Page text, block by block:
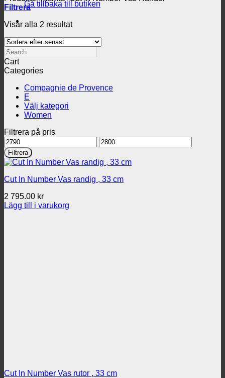
Gå tillbaka till butiken
Filtrera
Visar alla 2 resultatSortera
senaste
Search
Cart
Categories
Compagnie de Provence
E
Välj kategori
Women
Filtrera på pris
Min
pris
Max
pris
Filtrera
Cut In Number Vas randig , 33 cm
2 795.00 kr
Lägg till i varukorg
Cut In Number Vas rutor , 33 cm